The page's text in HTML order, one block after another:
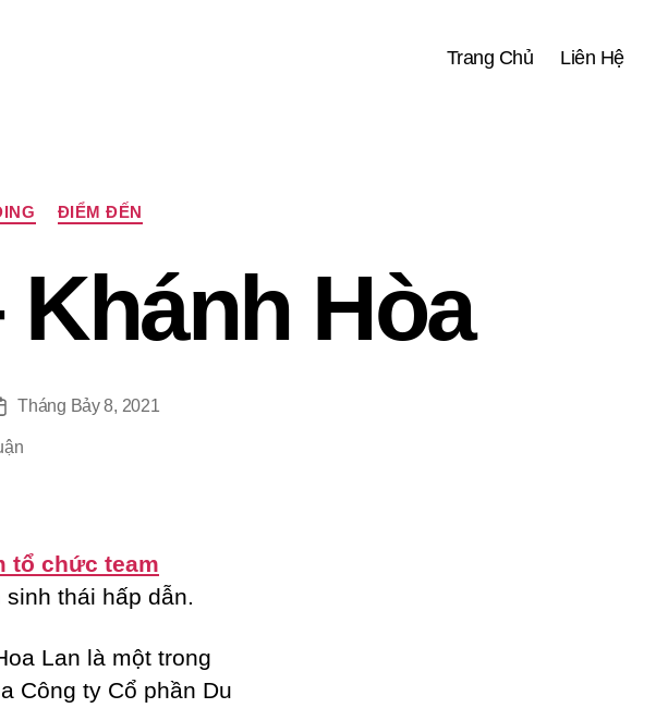
Trang Chủ Liên Hệ
ĐIỂM ĐẾN
Khánh Hòa
Tháng Bảy 8, 2021
ở
–
Khánh
Hòa
tổ chức team
thái hấp dẫn.
Lan là một trong
Công ty Cổ phần Du